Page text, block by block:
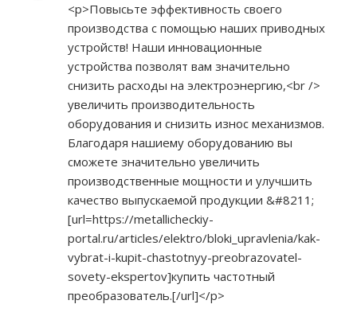
<p>Повысьте эффективность своего
производства с помощью наших приводных
устройств! Наши инновационные
устройства позволят вам значительно
снизить расходы на электроэнергию,<br />
увеличить производительность
оборудования и снизить износ механизмов.
Благодаря нашиему оборудованию вы
сможете значительно увеличить
производственные мощности и улучшить
качество выпускаемой продукции &#8211;
[url=https://metallicheckiy-
portal.ru/articles/elektro/bloki_upravlenia/kak-
vybrat-i-kupit-chastotnyy-preobrazovatel-
sovety-ekspertov]купить частотный
преобразователь.[/url]</p>